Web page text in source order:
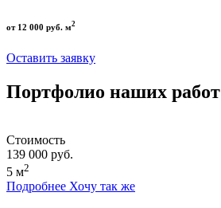
от 12 000 руб. м2
Оставить заявку
Портфолио наших работ
Стоимость
139 000 руб.
5 м2
Подробнее Хочу так же